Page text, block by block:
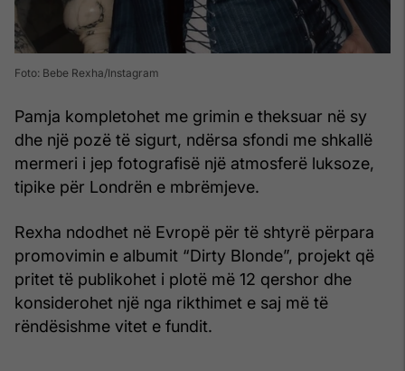
Foto: Bebe Rexha/Instagram
Pamja kompletohet me grimin e theksuar në sy
dhe një pozë të sigurt, ndërsa sfondi me shkallë
mermeri i jep fotografisë një atmosferë luksoze,
tipike për Londrën e mbrëmjeve.
Rexha ndodhet në Evropë për të shtyrë përpara
promovimin e albumit “Dirty Blonde”, projekt që
pritet të publikohet i plotë më 12 qershor dhe
konsiderohet një nga rikthimet e saj më të
rëndësishme vitet e fundit.